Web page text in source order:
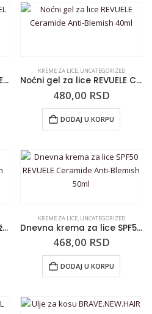
Tretman za rast kose DIFEEL ruzmarin i menta 75
KREME ZA LICE, UNCATEGORIZED
Noćni gel za lice REVUELE Ceramide Anti-Blemish 40ml
480,00 RSD
DODAJ U KORPU
Balzam u spreju za kovrdžavu kosu DIFEEL Biotin Growth & Curl 177ml
KREME ZA LICE, UNCATEGORIZED
Dnevna krema za lice SPF50 REVUELE Ceramide Anti-Blemish 50ml
468,00 RSD
DODAJ U KORPU